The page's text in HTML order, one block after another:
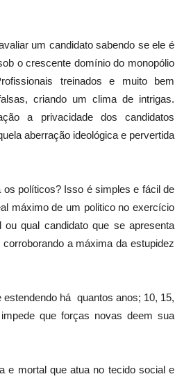
um candidato sabendo se ele é
o crescente domínio do monopólio
treinados e muito bem
criando um clima de intrigas.
a privacidade dos candidatos
aberração ideológica e pervertida
políticos? Isso é simples e fácil de
máximo de um politico no exercício
qual candidato que se apresenta
a máxima da estupidez
há quantos anos; 10, 15,
que forças novas deem sua
e mortal que atua no tecido social e